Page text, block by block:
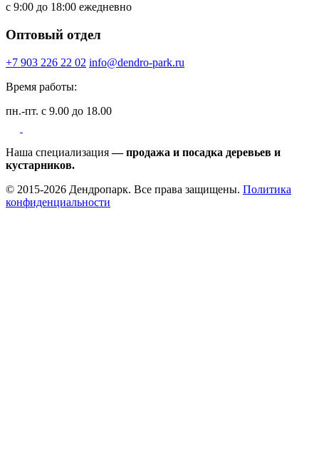
с 9:00 до 18:00 ежедневно
Оптовый отдел
+7 903 226 22 02 info@dendro-park.ru
Время работы:
пн.-пт. с 9.00 до 18.00
Наша специализация— продажа и посадка деревьев и
кустарников.
© 2015-2026 Дендропарк. Все права защищены. Политика
конфиденциальности